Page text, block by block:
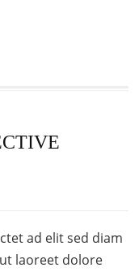
ad elit sed diam
laoreet dolore